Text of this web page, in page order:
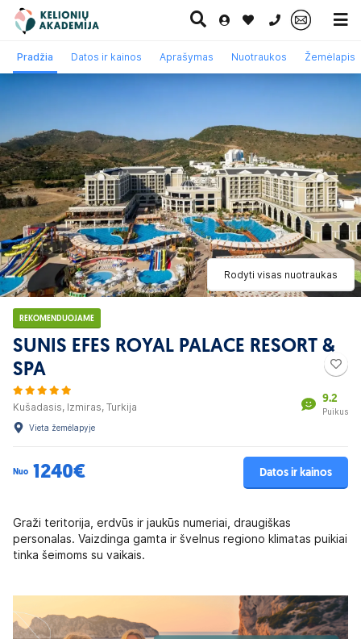
0 700 11007
minutė
kelionės
kelionės
Rodyti visas nuotraukas
REKOMENDUOJAME
SUNIS EFES ROYAL PALACE RESORT &
SPA
Kušadasis, Izmiras, Turkija
9.2
Puikus
Vieta žemėlapyje
Nuo 1240€ Datos ir kainos
Graži teritorija, erdvūs ir jaukūs numeriai, draugiškas
personalas. Vaizdinga gamta ir švelnus regiono klimatas puikiai
tinka šeimoms su vaikais.
Pradžia Datos ir kainos Aprašymas Nuotraukos Žemėlapis